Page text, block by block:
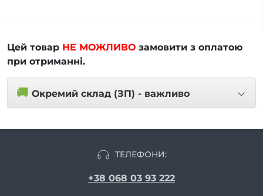
Цей товар НЕ МОЖЛИВО замовити з оплатою
при отриманні.
🚚 Окремий склад (ЗП) - важливо
ТЕЛЕФОНИ:
+38 068 03 93 222